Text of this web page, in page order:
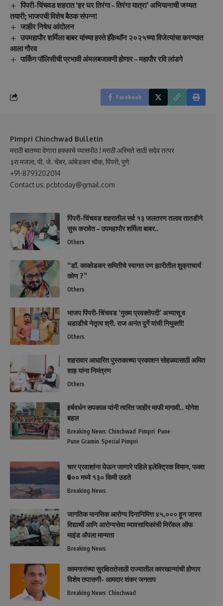
पिंपरी-चिंचवड शहरात ‘हर घर तिरंगा – तिरंगा यात्रा’ अभियानाची जय्यत
तयारी; भाजपची विशेष बैठक संपन्न!
जाहीर निषेध आंदोलन
उपमहापौर शर्मिला बाबर यांच्या हस्ते हॅकेथॉन २०२५च्या विजेत्यांचा करण्यात
आला गौरव
पार्किंग पॉलिसीची प्रभावी अंमलबजावणी होणार – महापौर रवि लांडगे
Facebook
Pimpri Chinchwad Bulletin
मराठी बातम्या देणारा हक्काचे व्यासपीठ ! मराठी अस्मिते साठी सदेव तत्पर
३रा मजला, पी. जे. चेंबर, आंबेडकर चौक, पिंपरी, पुणे
+91-8793202014
Contact us: pcbtoday@gmail.com
पिंपरी-चिंचवड शहरातील सर्व १३ जलतरण तलाव तातडीने
सुरू करावेत – उपमहापौर शर्मिला बाबर..
Others
“डॉ. काकोडकर समितीचे स्वागत पण झारीतील शुक्राचार्य
कोण ?”
Others
भाजप पिंपरी-चिंचवड ‘मुख्य प्रवक्तेपदी’ अभ्यासू व
धडाडीचे नेतृत्व श्री. राज अनंत दुर्गे यांची नियुक्ती!
Others
शहरावार आधारित पुस्तकाच्या प्रकाशन सोहळ्यासाठी अमित
शाह यांना निमंत्रण
Others
हर्षवर्धन सपकाळ यांनी त्वरित जाहीर माफी मागावी.. योगेश
बहल
Breaking News Chinchwad Pimpri Pune
Pune Gramin Special Pimpri
चार प्रवाशांना घेऊन जाणारे पहिले इलेक्ट्रिक विमान, फक्त
₹७०० मध्ये १३० किमी उडते
Breaking News
जागतिक मानसिक आरोग्य दिनानिमित्त ४५,००० हून जास्त
विद्यार्थी आणि आरोग्यसेवा व्यावसायिकांची मिरॅकल ऑफ
माइंड ॲपला मान्यता
Breaking News
कामगारांच्या सुरक्षिततेसाठी राज्यातील कारखान्यांची होणार
विशेष तपासणी- आमदार शंकर जगताप
Breaking News Chinchwad